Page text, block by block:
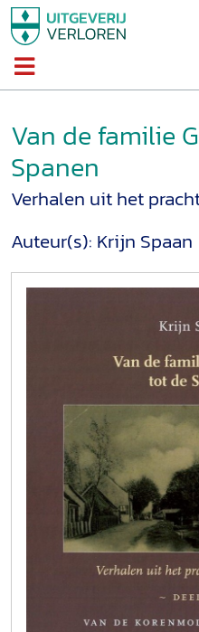
Van de familie
Spanen
Verhalen uit het
Auteur(s): Krijn Spaan